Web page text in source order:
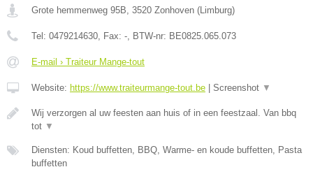
Grote hemmenweg 95B, 3520 Zonhoven (Limburg)
Tel: 0479214630, Fax: -, BTW-nr: BE0825.065.073
E-mail › Traiteur Mange-tout
Website: https://www.traiteurmange-tout.be Screenshot ▼
Wij verzorgen al uw feesten aan huis of in een feestzaal. Van bbq
tot ▼
Diensten: Koud buffetten, BBQ, Warme- en koude buffetten, Pasta
buffetten